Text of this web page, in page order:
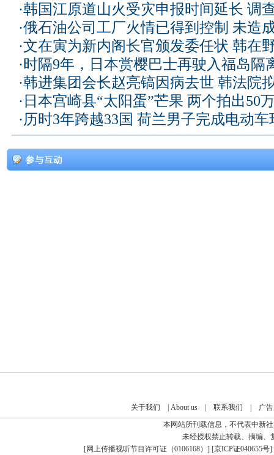
·韩国江原道山火受灾申报时间延长 调
·俄石油公司工厂火情已得到控制 未造
·文在寅为新内阁长官颁发委任状 韩在
·时隔9年，日本赏樱巴士再驶入福岛隔
·韩进集团会长赵亮镐因病去世 韩法院
· 日本宫崎县“太阳蛋”芒果 两个拍出50
·历时3年跨越33国 荷兰男子完成电动车
关于我们 About us| 联系我们
广
本网站所刊载信息，不代表中新
未经授权禁止转载、摘编、
[网上传播视听节目许可证（0106168） ] [京ICP证040655号]